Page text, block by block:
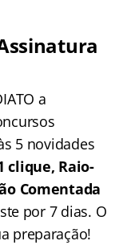
a
5 novidades
clique, Raio-
Comentada
por 7 dias. O
preparação!